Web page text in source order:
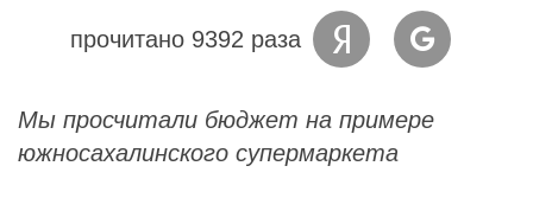
прочитано 9392 раза
Мы просчитали бюджет на примере
южносахалинского супермаркета